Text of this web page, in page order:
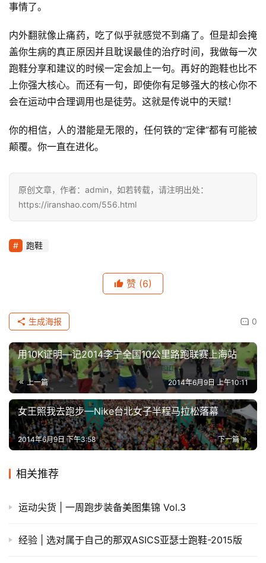
事情了。
内外翻就像止痛药，吃了似乎就感觉不到痛了。但是却会掩
盖你生病的真正原因并且耽误最佳的治疗时间，我做每一次
跑鞋分享和建议的时候一定会加上一句。再好的跑鞋也比不
上你强大核心。而还有一句，即使你有足够强大的核心你不
会在运动中合理调用也是徒劳。这就是传说中的天赋！
你的相信，人的潜能是无限的，任何铁的”定律”都有可能被
颠覆。你一直在进化。
原创文章，作者：admin，如若转载，请注明出处：
https://iranshao.com/556.html
跑鞋
赞 (6)
0
生成海报
用10K证明—记2014李宁全国10公里路跑联赛上海站
上一篇 2014年6月9日 上午10:11
女王照我去跑步—Nike台北女子半程马拉松落幕
下一篇
2014年6月9日 下午3:58
相关推荐
运动尖货 | 一周跑步装备美图集锦 Vol.3
经验 | 选对属于自己的那双ASICS亚瑟士跑鞋-2015版